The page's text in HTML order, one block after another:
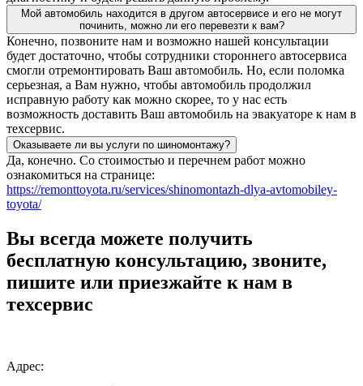
Мой автомобиль находится в другом автосервисе и его не могут
починить, можно ли его перевезти к вам?
Конечно, позвоните нам и возможно нашей консультации
будет достаточно, чтобы сотрудники стороннего автосервиса
смогли отремонтировать Ваш автомобиль. Но, если поломка
серьезная, а Вам нужно, чтобы автомобиль продолжил
исправную работу как можно скорее, то у нас есть
возможность доставить Ваш автомобиль на эвакуаторе к нам в
техсервис.
Оказываете ли вы услуги по шиномонтажу?
Да, конечно. Со стоимостью и перечнем работ можно
ознакомиться на странице:
https://remonttoyota.ru/services/shinomontazh-dlya-avtomobiley-
toyota/
Вы всегда можете получить
бесплатную консультацию, звоните,
пишите или приезжайте к нам в
техсервис
Адрес: